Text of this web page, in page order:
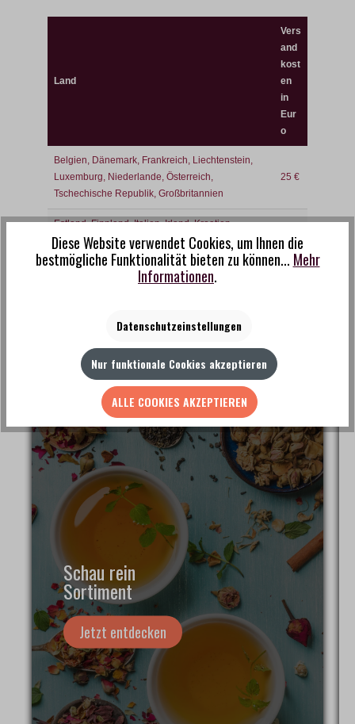
Land
Vers
and
kost
en
in
Eur
o
Belgien, Dänemark, Frankreich, Liechtenstein,
Luxemburg, Niederlande, Österreich,
Tschechische Republik, Großbritannien
25 €
Estland, Finnland, Italien, Irland, Kroatien,
Litauen, Lettland, Polen, Portugal, Spanien,
Slowenien, Slowakei, Schweden, Ungarn
35 €
Bosnien und Herzegowina, Bulgarien,
Schau rein
Sortiment
Jetzt entdecken
Diese Website verwendet Cookies, um Ihnen die
bestmögliche Funktionalität bieten zu können... Mehr
Informationen.
Datenschutzeinstellungen
Nur funktionale Cookies akzeptieren
ALLE COOKIES AKZEPTIEREN